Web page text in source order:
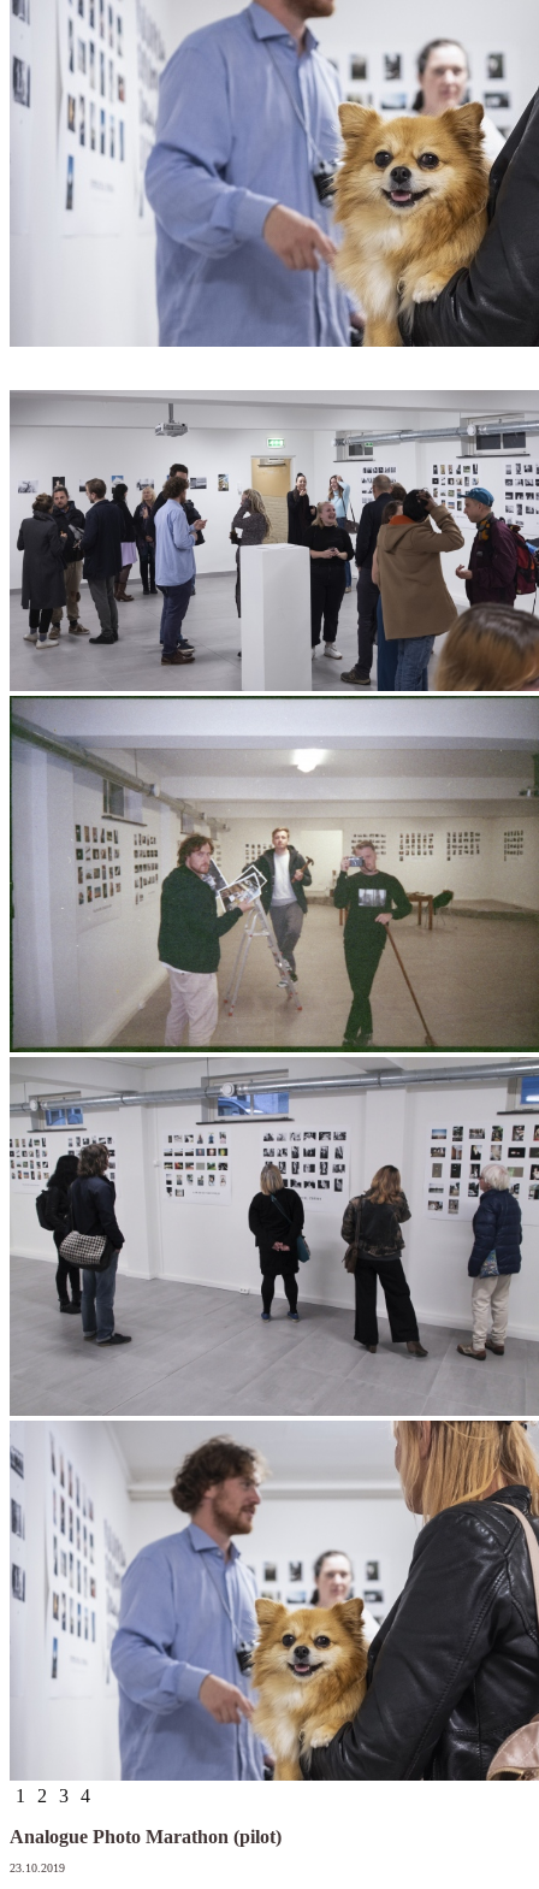
1 2 3 4
Analogue Photo Marathon (pilot)
23.10.2019